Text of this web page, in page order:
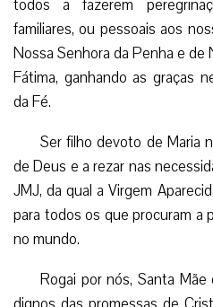
nos ensina a fazer
mistérios contemplados
repetição das Ave-Marias é
estar com Maria a meditar nos
porque o Rosário Mariano é
Maria Santíssima nos
de Jesus. Por isso, neste
do Terço em família e nas
todos a fazerem
familiares, ou pessoais aos
Nossa Senhora da Penha e de
Fátima, ganhando as graças